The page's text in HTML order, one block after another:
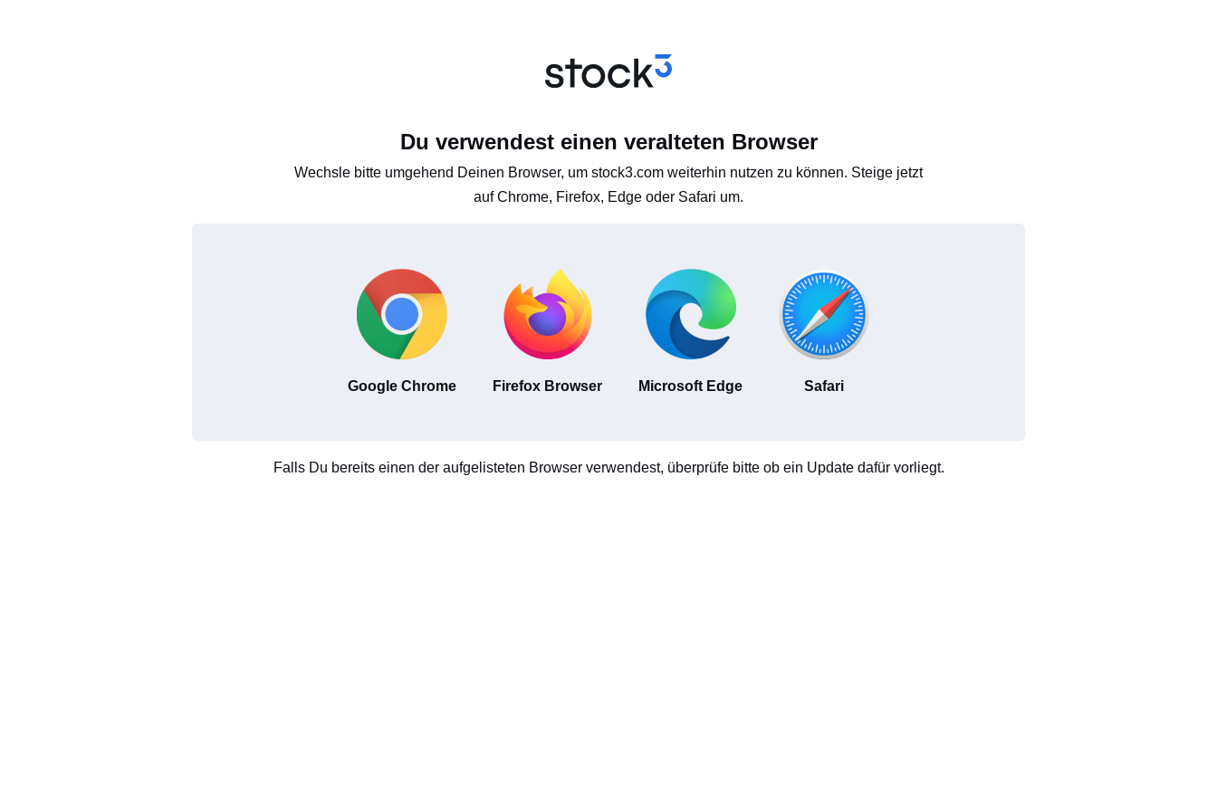
Du verwendest einen veralteten Browser
Wechsle bitte umgehend Deinen Browser, um stock3.com weiterhin nutzen zu können. Steige jetzt
auf Chrome, Firefox, Edge oder Safari um.
Google Chrome Firefox Browser Microsoft Edge Safari
Falls Du bereits einen der aufgelisteten Browser verwendest, überprüfe bitte ob ein Update dafür vorliegt.